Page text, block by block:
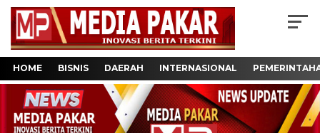
HOME BISNIS DAERAH INTERNASIONAL